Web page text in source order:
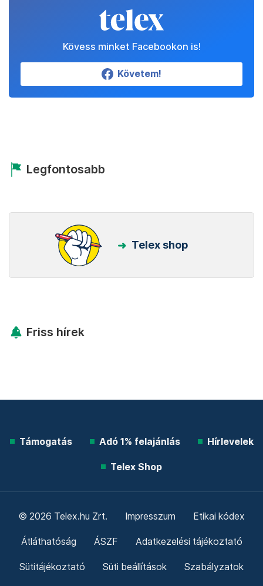
Kövess minket Facebookon is!
Követem!
Legfontosabb
Telex shop
Friss hírek
Támogatás Adó 1% felajánlás Hírlevelek
Telex Shop
© 2026 Telex.hu Zrt. Impresszum Etikai kódex
Átláthatóság ÁSZF Adatkezelési tájékoztató
Sütitájékoztató Süti beállítások Szabályzatok